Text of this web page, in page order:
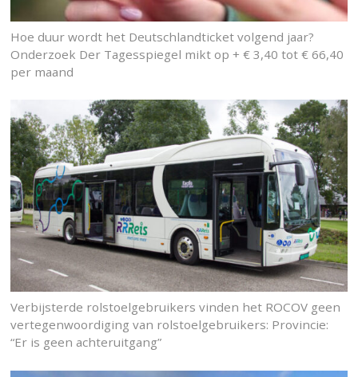
Hoe duur wordt het Deutschlandticket volgend jaar?
Onderzoek Der Tagesspiegel mikt op + € 3,40 tot € 66,40
per maand
Verbijsterde rolstoelgebruikers vinden het ROCOV geen
vertegenwoordiging van rolstoelgebruikers: Provincie:
“Er is geen achteruitgang”